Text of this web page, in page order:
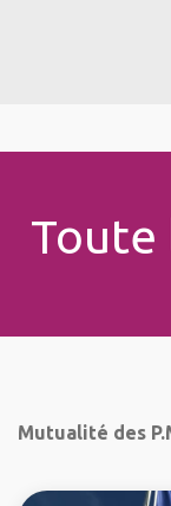
Mutualité des